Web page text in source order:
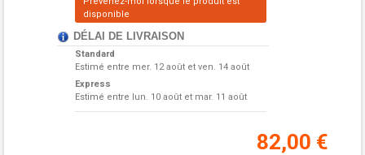
disponible
DÉLAI DE LIVRAISON
Standard
Estimé entre mer. 12 août et ven. 14 août
Express
Estimé entre lun. 10 août et mar. 11 août
82,00 €